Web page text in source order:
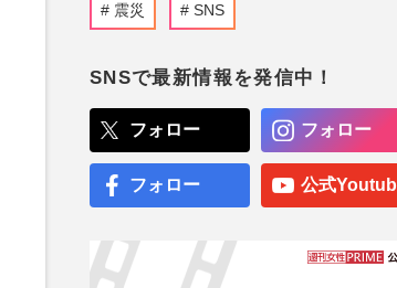
震災 SNS
SNSで最新情報を発信中！
フォロー フォロー
フォロー 公式